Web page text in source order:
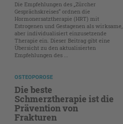
Die Empfehlungen des „Zürcher
Gesprächskreises“ ordnen die
Hormonersatztherapie (HRT) mit
Estrogenen und Gestagenen als wirksame,
aber individualisiert einzusetzende
Therapie ein. Dieser Beitrag gibt eine
Übersicht zu den aktualisierten
Empfehlungen des ...
OSTEOPOROSE
Die beste
Schmerztherapie ist die
Prävention von
Frakturen